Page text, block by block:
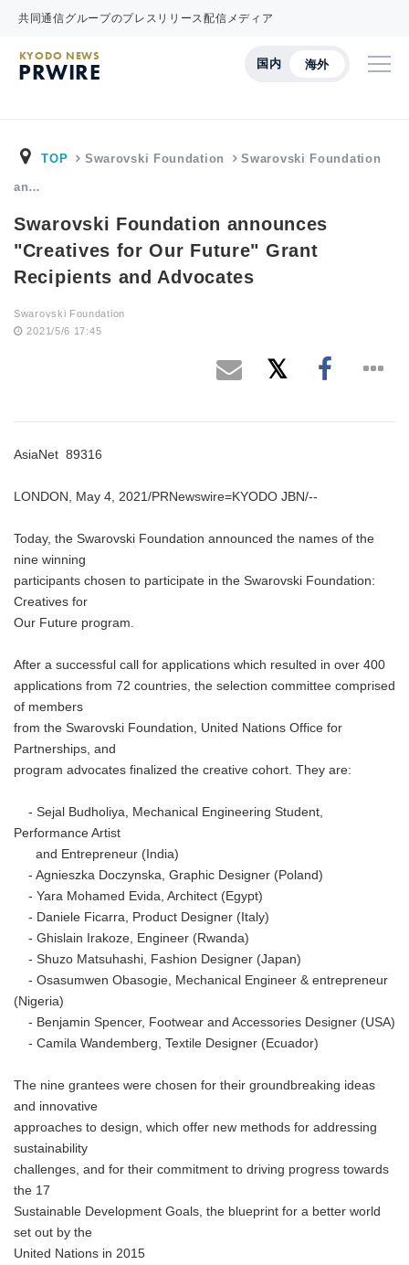
共同通信グループのプレスリリース配信メディア
国内 海外
KYODO NEWS
PRWIRE
TOP Swarovski Foundation Swarovski Foundation
an…
Swarovski Foundation announces
"Creatives for Our Future" Grant
Recipients and Advocates
Swarovski Foundation
2021/5/6 17:45
AsiaNet 89316
LONDON, May 4, 2021/PRNewswire=KYODO JBN/--
Today, the Swarovski Foundation announced the names of the
nine winning
participants chosen to participate in the Swarovski Foundation:
Creatives for
Our Future program.
After a successful call for applications which resulted in over 400
applications from 72 countries, the selection committee comprised
of members
from the Swarovski Foundation, United Nations Office for
Partnerships, and
program advocates finalized the creative cohort. They are:
- Sejal Budholiya, Mechanical Engineering Student,
Performance Artist
and Entrepreneur (India)
- Agnieszka Doczynska, Graphic Designer (Poland)
- Yara Mohamed Evida, Architect (Egypt)
- Daniele Ficarra, Product Designer (Italy)
- Ghislain Irakoze, Engineer (Rwanda)
- Shuzo Matsuhashi, Fashion Designer (Japan)
- Osasumwen Obasogie, Mechanical Engineer & entrepreneur
(Nigeria)
- Benjamin Spencer, Footwear and Accessories Designer (USA)
- Camila Wandemberg, Textile Designer (Ecuador)
The nine grantees were chosen for their groundbreaking ideas
and innovative
approaches to design, which offer new methods for addressing
sustainability
challenges, and for their commitment to driving progress towards
the 17
Sustainable Development Goals, the blueprint for a better world
set out by the
United Nations in 2015